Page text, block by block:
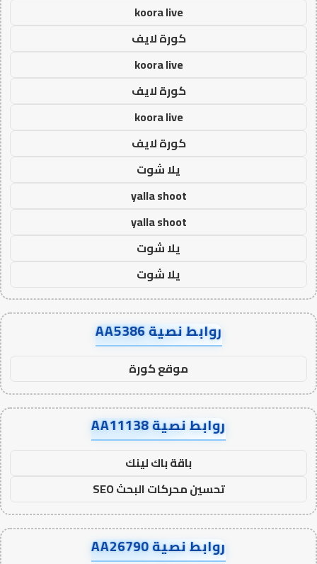
koora live
كورة لايف
koora live
كورة لايف
koora live
كورة لايف
يلا شوت
yalla shoot
yalla shoot
يلا شوت
يلا شوت
روابط نصية AA5386
موقع كورة
روابط نصية AA11138
باقة باك لينك
تحسين محركات البحث SEO
روابط نصية AA26790